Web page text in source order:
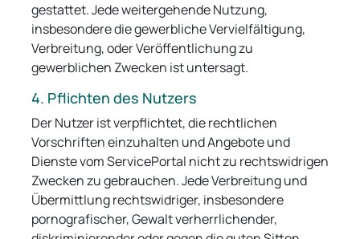
gestattet. Jede weitergehende Nutzung,
insbesondere die gewerbliche Vervielfältigung,
Verbreitung, oder Veröffentlichung zu
gewerblichen Zwecken ist untersagt.
4. Pflichten des Nutzers
Der Nutzer ist verpflichtet, die rechtlichen
Vorschriften einzuhalten und Angebote und
Dienste vom ServicePortal nicht zu rechtswidrigen
Zwecken zu gebrauchen. Jede Verbreitung und
Übermittlung rechtswidriger, insbesondere
pornografischer, Gewalt verherrlichender,